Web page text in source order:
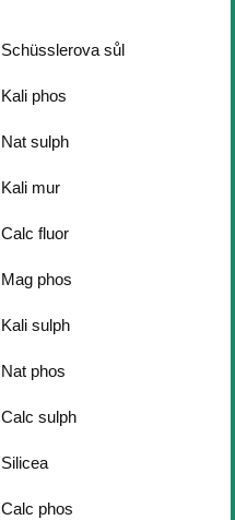
Schüsslerova sůl
Kali phos
Nat sulph
Kali mur
Calc fluor
Mag phos
Kali sulph
Nat phos
Calc sulph
Silicea
Calc phos